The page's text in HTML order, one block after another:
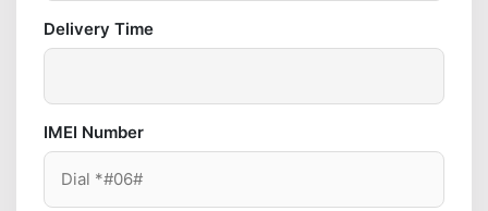
Delivery Time
IMEI Number